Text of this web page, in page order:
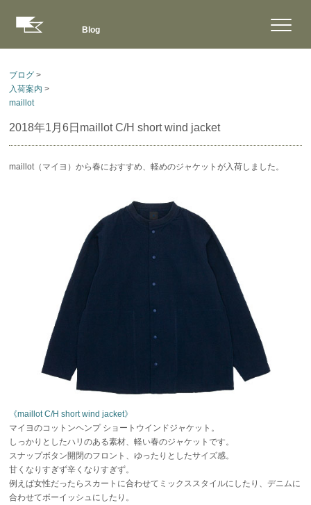
Blog
ブログ >
入荷案内 >
maillot
2018年1月6日 maillot C/H short wind jacket
maillot（マイヨ）から春におすすめ、軽めのジャケットが入荷しました。
《maillot C/H short wind jacket》
マイヨのコットンヘンプ ショートウインドジャケット。
しっかりとしたハリのある素材、軽い春のジャケットです。
スナップボタン開閉のフロント、ゆったりとしたサイズ感。
甘くなりすぎず辛くなりすぎず。
例えば女性だったらスカートに合わせてミックススタイルにしたり、デニムに
合わせてボーイッシュにしたり。